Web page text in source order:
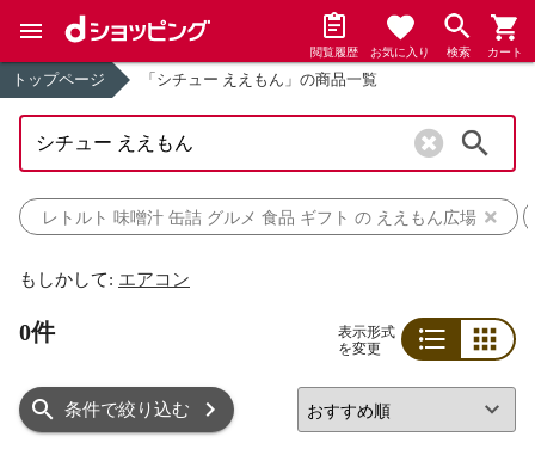
閲覧履歴 お気に入り 検索 カート
トップページ 「シチュー ええもん」の商品一覧
レトルト 味噌汁 缶詰 グルメ 食品 ギフト の ええもん広場
もしかして: エアコン
0件
表示形式
を変更
条件で絞り込む